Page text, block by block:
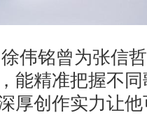
伟铭曾为张信
能精准把握不
厚创作实力让